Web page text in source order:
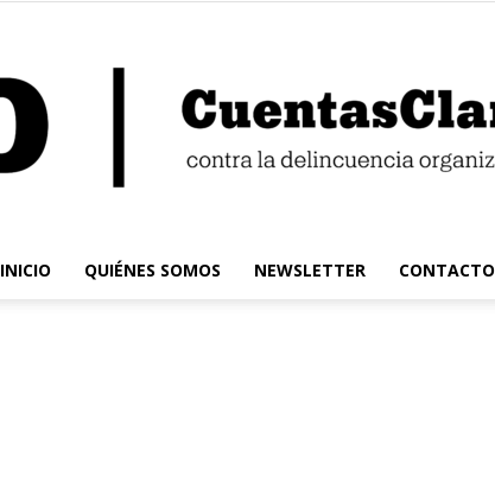
INICIO QUIÉNES SOMOS NEWSLETTER CONTACTO